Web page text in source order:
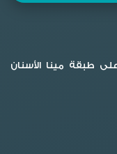
طبقة مينا الأسنان